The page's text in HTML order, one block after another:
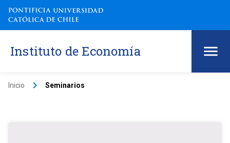
Instituto de Economía
Inicio keyboard_arrow_right Seminarios